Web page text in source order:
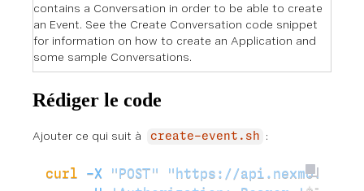
contains a Conversation in order to be able to create
an Event. See the Create Conversation code snippet
for information on how to create an Application and
some sample Conversations.
Rédiger le code
Ajouter ce qui suit à create-event.sh :
curl -X "POST"
"https://api.nexmo.com/